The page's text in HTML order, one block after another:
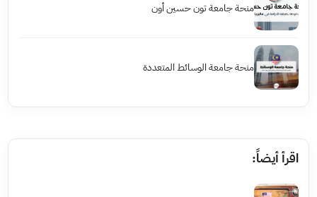
منحة جامعة تون حسين أون
منحة جامعة الوسائط المتعددة
اقرأ أيضاً: